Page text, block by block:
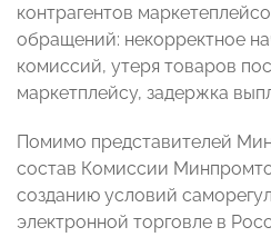
контрагентов
обращений: некорректное
комиссий, утеря товаров
маркетплейсу, задержка
Помимо представителей
состав Комиссии
созданию условий
электронной торговле в